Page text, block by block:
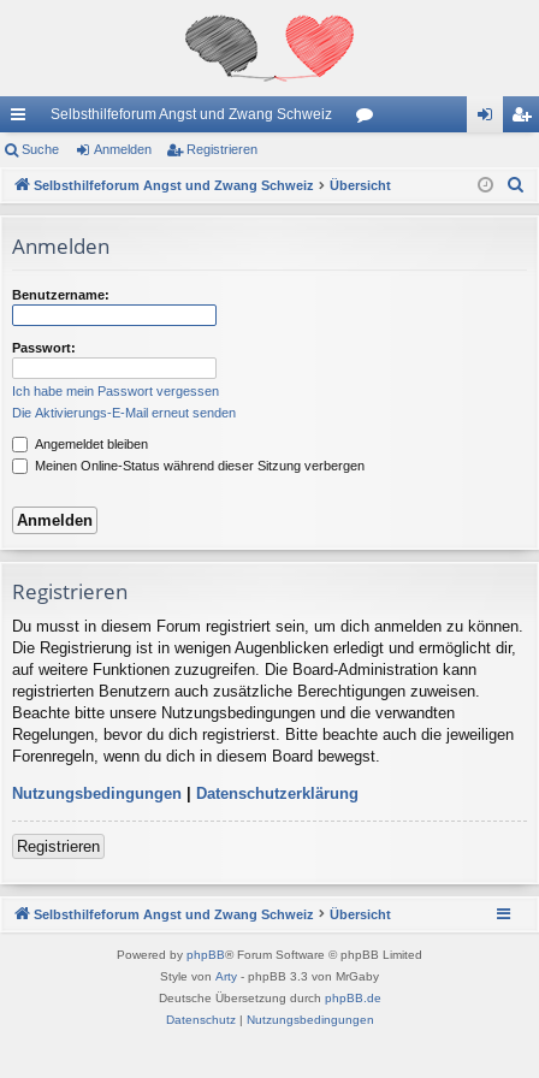
ch
ne
ug
riff
Selbsthilfeforum Angst und Zwang Schweiz
en m ist
Suche Anmelden Registrieren
Selbsthilfeforum Angst und Zwang Schweiz Übersicht
Anmelden
Benutzername:
Passwort:
Ich habe mein Passwort vergessen
Die Aktivierungs-E-Mail erneut senden
Angemeldet bleiben
Meinen Online-Status während dieser Sitzung verbergen
Registrieren
Du musst in diesem Forum registriert sein, um dich anmelden zu können.
Die Registrierung ist in wenigen Augenblicken erledigt und ermöglicht dir,
auf weitere Funktionen zuzugreifen. Die Board-Administration kann
registrierten Benutzern auch zusätzliche Berechtigungen zuweisen.
Beachte bitte unsere Nutzungsbedingungen und die verwandten
Regelungen, bevor du dich registrierst. Bitte beachte auch die jeweiligen
Forenregeln, wenn du dich in diesem Board bewegst.
Nutzungsbedingungen | Datenschutzerklärung
Registrieren
Selbsthilfeforum Angst und Zwang Schweiz Übersicht
Powered by phpBB® Forum Software © phpBB Limited
Style von Arty - phpBB 3.3 von MrGaby
Deutsche Übersetzung durch phpBB.de
Datenschutz| Nutzungsbedingungen